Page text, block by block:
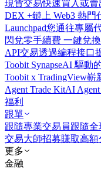
現貨交易快速買入或賣
DEX +鏈上 Web3 熱門
Launchpad您通往專屬
閃兌零手續費 一鍵兌換
API交易透過編程接口
Toobit SynapseAI 驅動
Toobit x TradingView嶄
Agent Trade KitAI
福利
跟單
跟隨專業交易員跟隨
交易大師招募賺取高額
更多
金融